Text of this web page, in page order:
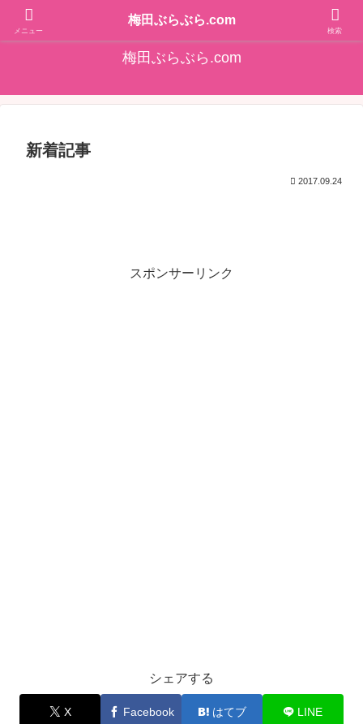
そうだ！梅田をぶらぶらしよ♪大阪梅田エリアの情報を発信しています!!
梅田ぶらぶら.com
新着記事
2017.09.24
スポンサーリンク
シェアする
X Facebook はてブ LINE
メニュー
梅田ぶらぶら.com
検索